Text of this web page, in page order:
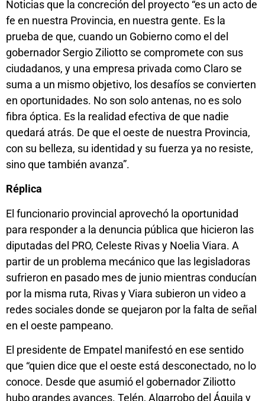
Noticias que la concreción del proyecto “es un acto de
fe en nuestra Provincia, en nuestra gente. Es la
prueba de que, cuando un Gobierno como el del
gobernador Sergio Ziliotto se compromete con sus
ciudadanos, y una empresa privada como Claro se
suma a un mismo objetivo, los desafíos se convierten
en oportunidades. No son solo antenas, no es solo
fibra óptica. Es la realidad efectiva de que nadie
quedará atrás. De que el oeste de nuestra Provincia,
con su belleza, su identidad y su fuerza ya no resiste,
sino que también avanza”.
Réplica
El funcionario provincial aprovechó la oportunidad
para responder a la denuncia pública que hicieron las
diputadas del PRO, Celeste Rivas y Noelia Viara. A
partir de un problema mecánico que las legisladoras
sufrieron en pasado mes de junio mientras conducían
por la misma ruta, Rivas y Viara subieron un video a
redes sociales donde se quejaron por la falta de señal
en el oeste pampeano.
El presidente de Empatel manifestó en ese sentido
que “quien dice que el oeste está desconectado, no lo
conoce. Desde que asumió el gobernador Ziliotto
hubo grandes avances. Telén, Algarrobo del Águila y